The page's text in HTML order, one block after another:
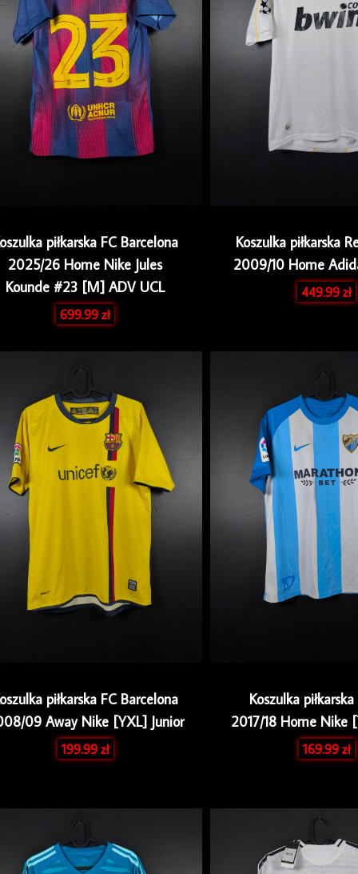
piłkarska FC Barcelona
2025/26 Home Nike Jules
Kounde #23 [M] ADV UCL
699.99zł
Koszulka piłkarska
2009/10 Home
449.99zł
piłkarska FC Barcelona
09 Away Nike [YXL] Junior
199.99zł
Koszulka
2017/18 Home Nike
169.99zł